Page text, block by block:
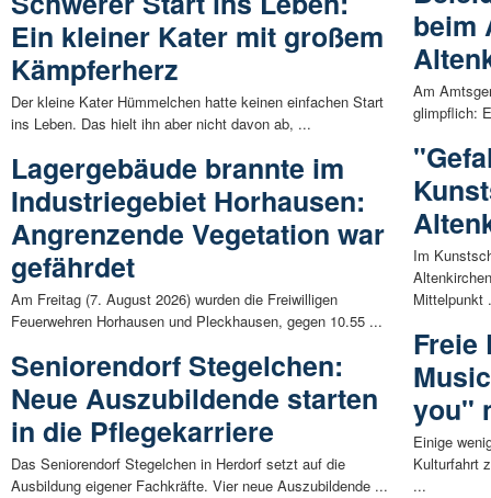
Ein kleiner Kater mit großem
Kämpferherz
Der kleine Kater Hümmelchen hatte keinen einfachen Start
ins Leben. Das hielt ihn aber nicht davon ab, ...
Lagergebäude brannte im
Industriegebiet Horhausen:
Angrenzende Vegetation war
gefährdet
Am Freitag (7. August 2026) wurden die Freiwilligen
Feuerwehren Horhausen und Pleckhausen, gegen 10.55 ...
Seniorendorf Stegelchen:
Neue Auszubildende starten
in die Pflegekarriere
Das Seniorendorf Stegelchen in Herdorf setzt auf die
Ausbildung eigener Fachkräfte. Vier neue Auszubildende ...
beim
Am
glimpflich:
Im
Mittelpunkt
Freie
you"
Einige
Kulturfahrt
...